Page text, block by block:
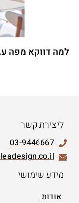
למה דווקא מפה
ליצירת קשר
03-9446667
מידע שימושי
אודות